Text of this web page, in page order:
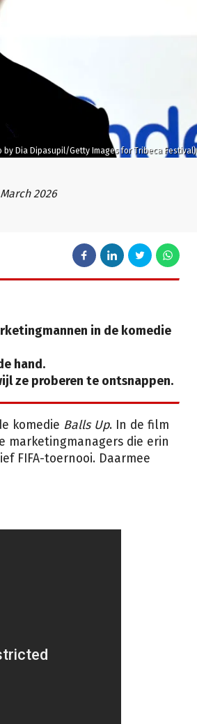
by Dia Dipasupil/Getty Images for Tribeca Festival)
March 2026
in de komedie
hand.
ze proberen te ontsnappen.
komedie Balls Up. In de film
marketingmanagers die erin
FIFA-toernooi. Daarmee